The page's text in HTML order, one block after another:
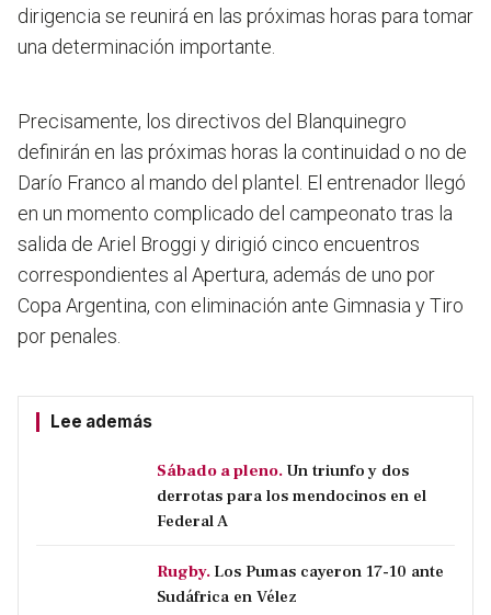
dirigencia se reunirá en las próximas horas para tomar
una determinación importante.
Precisamente, los directivos del Blanquinegro
definirán en las próximas horas la continuidad o no de
Darío Franco al mando del plantel. El entrenador llegó
en un momento complicado del campeonato tras la
salida de Ariel Broggi y dirigió cinco encuentros
correspondientes al Apertura, además de uno por
Copa Argentina, con eliminación ante Gimnasia y Tiro
por penales.
Lee además
Sábado a pleno. Un triunfo y dos
derrotas para los mendocinos en el
Federal A
Rugby. Los Pumas cayeron 17-10 ante
Sudáfrica en Vélez